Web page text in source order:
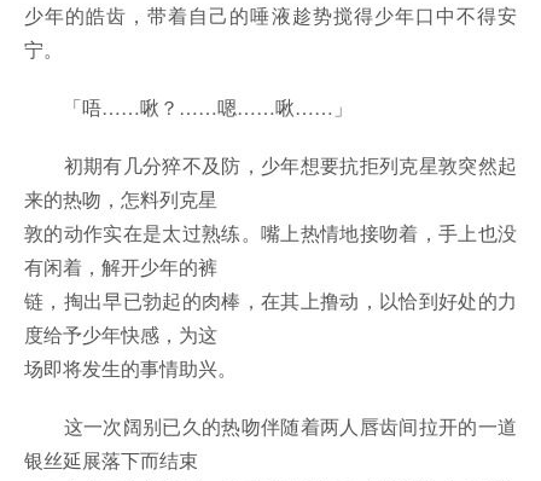
少年的皓齿，带着自己的唾液趁势搅得少年口中不得安
宁。
「唔……啾？……嗯……啾……」
初期有几分猝不及防，少年想要抗拒列克星敦突然起
来的热吻，怎料列克星
敦的动作实在是太过熟练。嘴上热情地接吻着，手上也没
有闲着，解开少年的裤
链，掏出早已勃起的肉棒，在其上撸动，以恰到好处的力
度给予少年快感，为这
场即将发生的事情助兴。
这一次阔别已久的热吻伴随着两人唇齿间拉开的一道
银丝延展落下而结束